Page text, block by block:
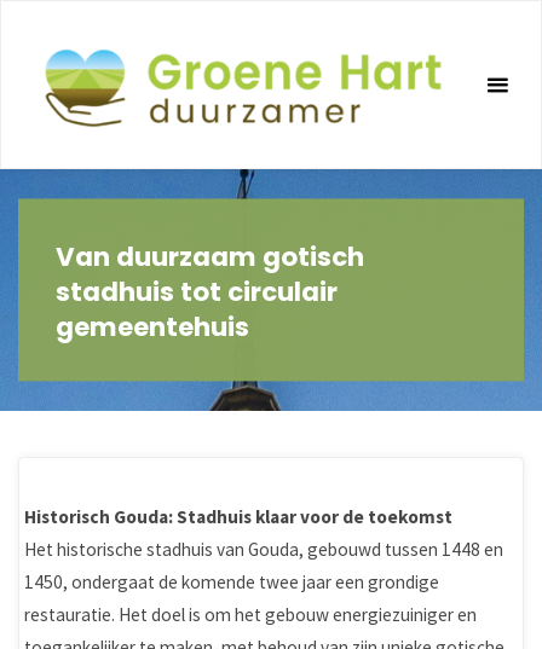
inhoud
Van duurzaam gotisch
stadhuis tot circulair
gemeentehuis
Historisch Gouda: Stadhuis klaar voor de toekomst
Het historische stadhuis van Gouda, gebouwd tussen 1448 en
1450, ondergaat de komende twee jaar een grondige
restauratie. Het doel is om het gebouw energiezuiniger en